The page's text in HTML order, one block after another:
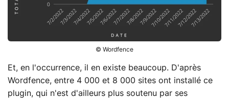
© Wordfence
Et, en l'occurrence, il en existe beaucoup. D'après
Wordfence, entre 4 000 et 8 000 sites ont installé ce
plugin, qui n'est d'ailleurs plus soutenu par ses